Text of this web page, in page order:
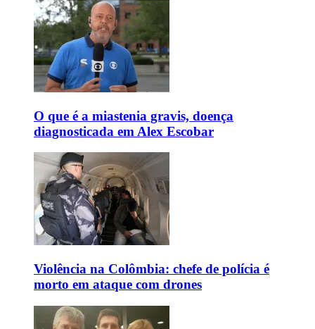
O que é a miastenia gravis, doença
diagnosticada em Alex Escobar
Violência na Colômbia: chefe de polícia é
morto em ataque com drones